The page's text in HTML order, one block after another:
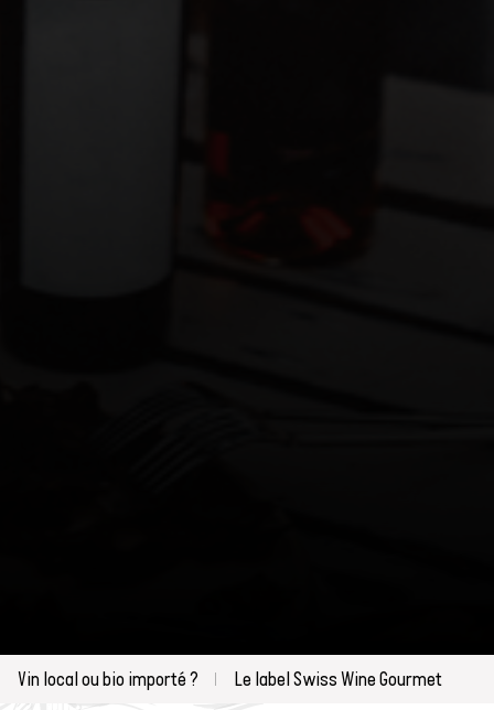
Vin local ou bio importé ? Le label Swiss Wine Gourmet